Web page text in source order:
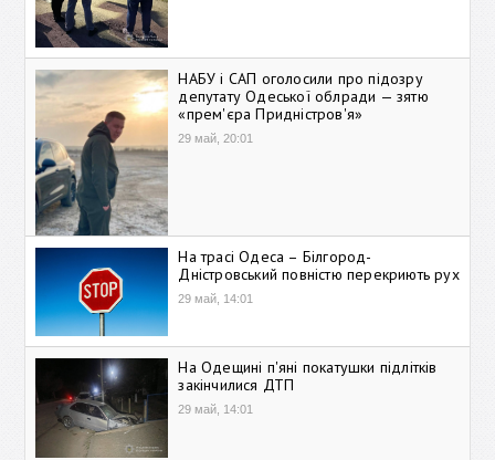
НАБУ і САП оголосили про підозру
депутату Одеської облради — зятю
«прем'єра Придністров'я»
29 май, 20:01
На трасі Одеса – Білгород-
Дністровський повністю перекриють рух
29 май, 14:01
На Одещині п'яні покатушки підлітків
закінчилися ДТП
29 май, 14:01